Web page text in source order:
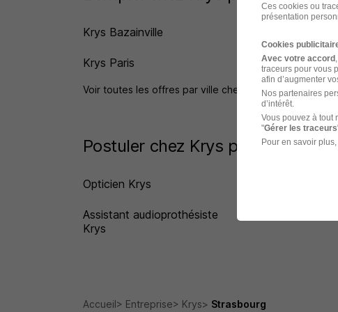
Krys Bazainville
Krys Paris Krys
Voir toutes les offres par ville chez Krys
Postuler chez Krys par Métier
Opticien Krys
Assistant audioprothésiste
Krys
Accueil Entreprise Krys Strasbourg
Ces cookies ou
présentation
Cookies
Avec votre accord
traceurs pour vous
afin d’augmenter
Nos partenaires
d’intérêt.
Vous pouvez à tout
"Gérer les traceurs
Pour en savoir